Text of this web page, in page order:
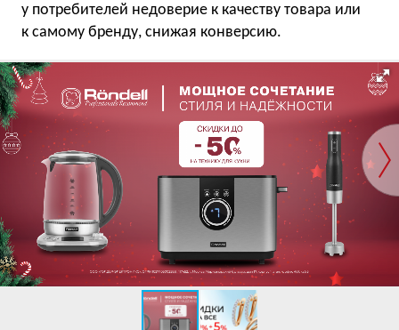
у потребителей недоверие к качеству товара или
к самому бренду, снижая конверсию.